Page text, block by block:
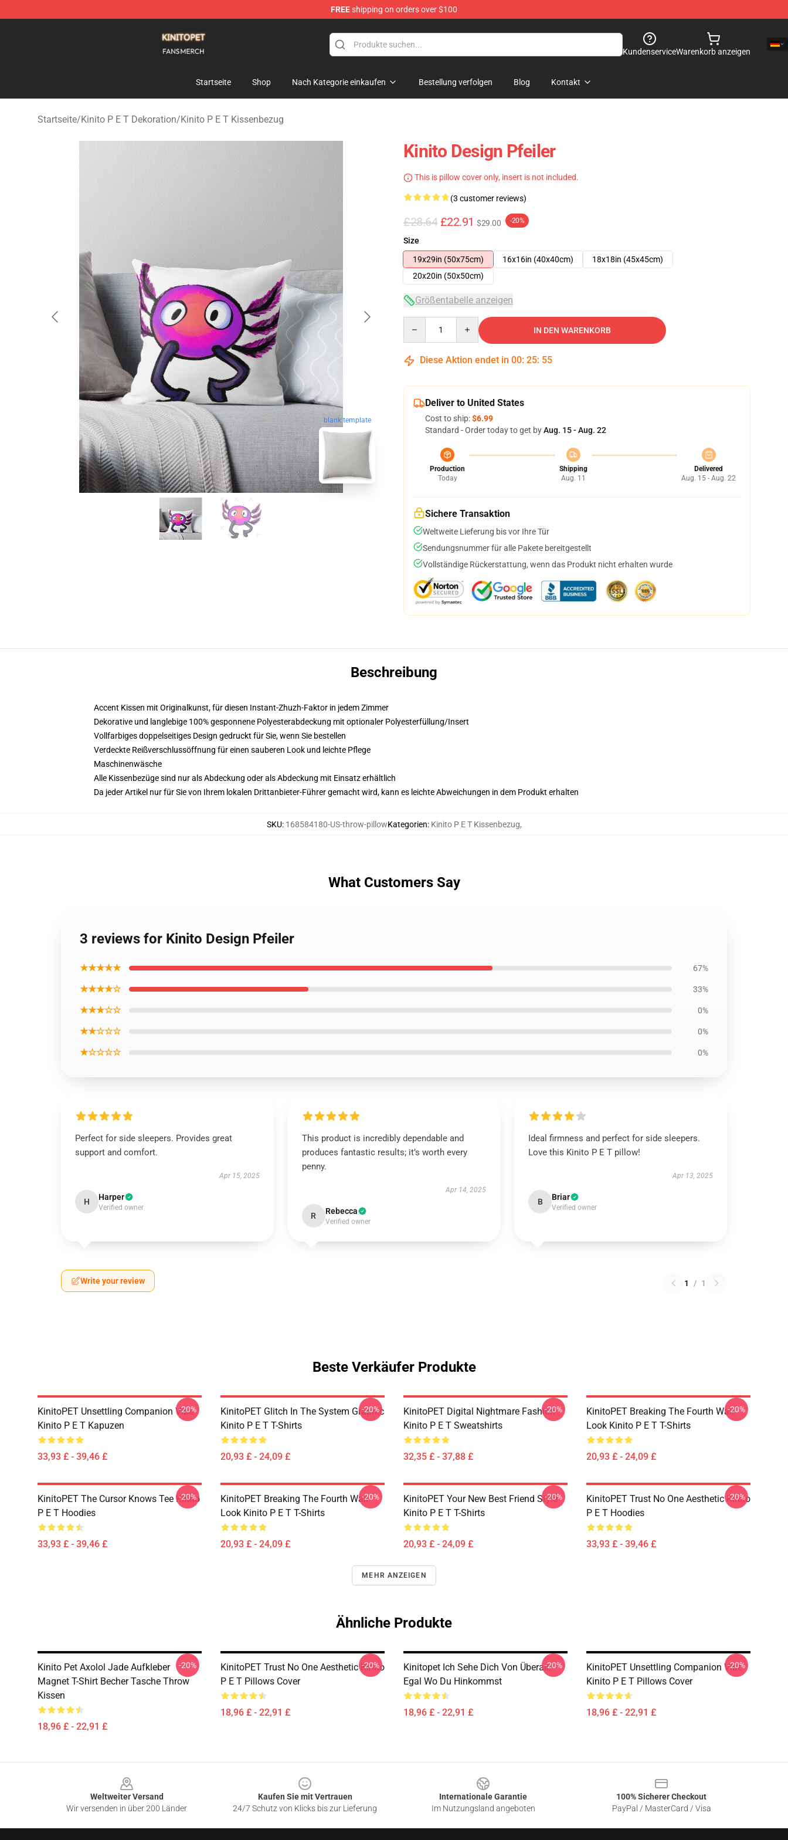
FREEshipping on orders over $100
KundenserviceWarenkorb anzeigen
Startseite Shop Nach Kategorie einkaufen Bestellung verfolgen Blog Kontakt
Startseite/Kinito P E T Dekoration/Kinito P E T Kissenbezug
blank template
Kinito Design Pfeiler
This is pillow cover only, insert is not included.
(3 customer reviews)
£28.64 £22.91 $29.00 -20%
Size
19x29in (50x75cm)
16x16in (40x40cm)
18x18in (45x45cm)
20x20in (50x50cm)
Größentabelle anzeigen
IN DEN WARENKORB
Diese Aktion endet in 00: 25: 54
Deliver to United States
Cost to ship:$6.99
Standard - Order today to get byAug. 15 - Aug. 22
Production
Today
Shipping
Aug. 11
Delivered
Aug. 15 - Aug. 22
Sichere Transaktion
Weltweite Lieferung bis vor Ihre Tür
Sendungsnummer für alle Pakete bereitgestellt
Vollständige Rückerstattung, wenn das Produkt nicht erhalten wurde
Beschreibung
Accent Kissen mit Originalkunst, für diesen Instant-Zhuzh-Faktor in jedem Zimmer
Dekorative und langlebige 100% gesponnene Polyesterabdeckung mit optionaler Polyesterfüllung/Insert
Vollfarbiges doppelseitiges Design gedruckt für Sie, wenn Sie bestellen
Verdeckte Reißverschlussöffnung für einen sauberen Look und leichte Pflege
Maschinenwäsche
Alle Kissenbezüge sind nur als Abdeckung oder als Abdeckung mit Einsatz erhältlich
Da jeder Artikel nur für Sie von Ihrem lokalen Drittanbieter-Führer gemacht wird, kann es leichte Abweichungen in dem Produkt erhalten
SKU: 168584180-US-throw-pillowKategorien: Kinito P E T Kissenbezug,
What Customers Say
3 reviews for Kinito Design Pfeiler
★★★★★ 67%
★★★★☆ 33%
★★★☆☆ 0%
★★☆☆☆ 0%
★☆☆☆☆ 0%
Perfect for side sleepers. Provides great
support and comfort.
Apr 15, 2025
H Harper
Verified owner
This product is incredibly dependable and
produces fantastic results; it’s worth every
penny.
Apr 14, 2025
R Rebecca
Verified owner
Ideal firmness and perfect for side sleepers.
Love this Kinito P E T pillow!
Apr 13, 2025
B Briar
Verified owner
Write your review 1 / 1
Beste Verkäufer Produkte
KinitoPET Unsettling Companion Vibe
Kinito P E T Kapuzen
33,93 £ - 39,46 £
-20%
KinitoPET Glitch In The System Graphic
Kinito P E T T-Shirts
20,93 £ - 24,09 £
-20%
KinitoPET Digital Nightmare Fashion
Kinito P E T Sweatshirts
32,35 £ - 37,88 £
-20%
KinitoPET Breaking The Fourth Wall
Look Kinito P E T T-Shirts
20,93 £ - 24,09 £
-20%
KinitoPET The Cursor Knows Tee Kinito
P E T Hoodies
33,93 £ - 39,46 £
-20%
KinitoPET Breaking The Fourth Wall
Look Kinito P E T T-Shirts
20,93 £ - 24,09 £
-20%
KinitoPET Your New Best Friend Style
Kinito P E T T-Shirts
20,93 £ - 24,09 £
-20%
KinitoPET Trust No One Aesthetic Kinito
P E T Hoodies
33,93 £ - 39,46 £
-20%
MEHR ANZEIGEN
Ähnliche Produkte
Kinito Pet Axolol Jade Aufkleber
Magnet T-Shirt Becher Tasche Throw
Kissen
18,96 £ - 22,91 £
-20%
KinitoPET Trust No One Aesthetic Kinito
P E T Pillows Cover
18,96 £ - 22,91 £
-20%
Kinitopet Ich Sehe Dich Von Überall,
Egal Wo Du Hinkommst
18,96 £ - 22,91 £
-20%
KinitoPET Unsettling Companion Vibe
Kinito P E T Pillows Cover
18,96 £ - 22,91 £
-20%
Weltweiter Versand
Wir versenden in über 200 Länder
Kaufen Sie mit Vertrauen
24/7 Schutz von Klicks bis zur Lieferung
Internationale Garantie
Im Nutzungsland angeboten
100% Sicherer Checkout
PayPal / MasterCard / Visa